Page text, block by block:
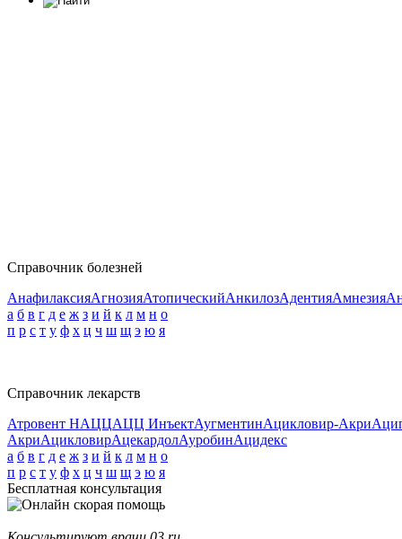
Справочник болезней
АнафилаксияАгнозияАтопическийАнкилозАдентияАмнезия
а б в г д е ж з и й к л м н о
п р с т у ф х ц ч ш щ э ю я
Справочник лекарств
Атровент НАЦЦАЦЦ ИнъектАугментинАцикловир-Акри
АкриАцикловирАцекардолАуробинАцидекс
а б в г д е ж з и й к л м н о
п р с т у ф х ц ч ш щ э ю я
Бесплатная консультация